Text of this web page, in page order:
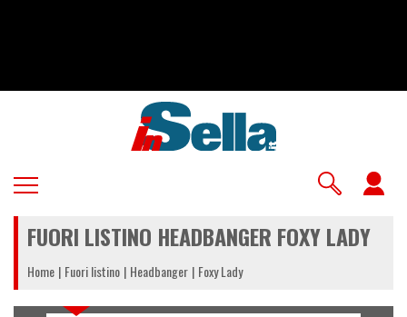
FUORI LISTINO HEADBANGER FOXY LADY
Home Fuori listino Headbanger Foxy Lady